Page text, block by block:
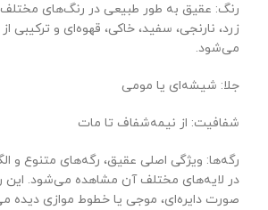
رنگ: عقیق به طور طبیعی در رنگ‌های مختلف
زرد، نارنجی، سفید، خاکی، قهوه‌ای و ترکیبی
می‌شود.
جلا: شیشه‌ای یا مومی
شفافیت: از نیمه‌شفاف تا مات
رگه‌ها: ویژگی اصلی عقیق، رگه‌های متنوع و
در لایه‌های مختلف آن مشاهده می‌شود. این
صورت دایره‌ای، موجی یا خطوط موازی دیده